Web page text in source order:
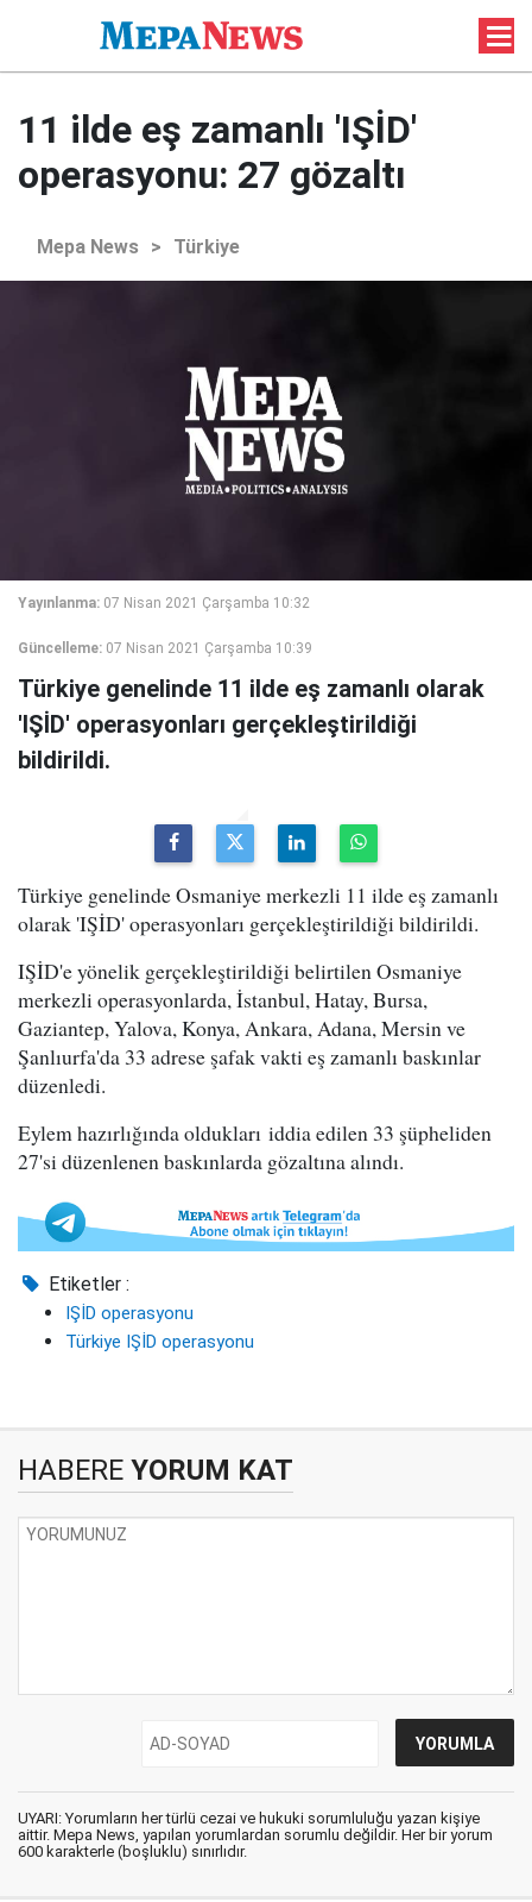
11 ilde eş zamanlı 'IŞİD'
operasyonu: 27 gözaltı
Mepa News > Türkiye
Yayınlanma: 07 Nisan 2021 Çarşamba 10:32
Güncelleme: 07 Nisan 2021 Çarşamba 10:39
Türkiye genelinde 11 ilde eş zamanlı olarak
'IŞİD' operasyonları gerçekleştirildiği
bildirildi.
Türkiye genelinde Osmaniye merkezli 11 ilde eş zamanlı
olarak 'IŞİD' operasyonları gerçekleştirildiği bildirildi.
IŞİD'e yönelik gerçekleştirildiği belirtilen Osmaniye
merkezli operasyonlarda, İstanbul, Hatay, Bursa,
Gaziantep, Yalova, Konya, Ankara, Adana, Mersin ve
Şanlıurfa'da 33 adrese şafak vakti eş zamanlı baskınlar
düzenledi.
Eylem hazırlığında oldukları iddia edilen 33 şüpheliden
27'si düzenlenen baskınlarda gözaltına alındı.
Etiketler :
IŞİD operasyonu
Türkiye IŞİD operasyonu
HABERE YORUM KAT
UYARI: Yorumların her türlü cezai ve hukuki sorumluluğu yazan kişiye
aittir. Mepa News, yapılan yorumlardan sorumlu değildir. Her bir yorum
600 karakterle (boşluklu) sınırlıdır.